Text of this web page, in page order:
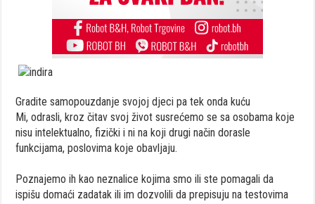
Gradite samopouzdanje svojoj djeci pa tek onda kuću
Mi, odrasli, kroz čitav svoj život susrećemo se sa osobama koje
nisu intelektualno, fizički i ni na koji drugi način dorasle
funkcijama, poslovima koje obavljaju.
Poznajemo ih kao neznalice kojima smo ili ste pomagali da
ispišu domaći zadatak ili im dozvolili da prepisuju na testovima